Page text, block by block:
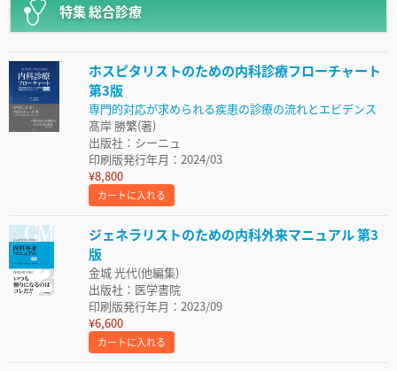
特集 総合診療
ホスピタリストのための内科診療フローチャート
第3版
専門的対応が求められる疾患の診療の流れとエビデンス
髙岸 勝繁(著)
出版社：シーニュ
印刷版発行年月：2024/03
¥8,800
カートに入れる
ジェネラリストのための内科外来マニュアル 第3
版
金城 光代(他編集)
出版社：医学書院
印刷版発行年月：2023/09
¥6,600
カートに入れる